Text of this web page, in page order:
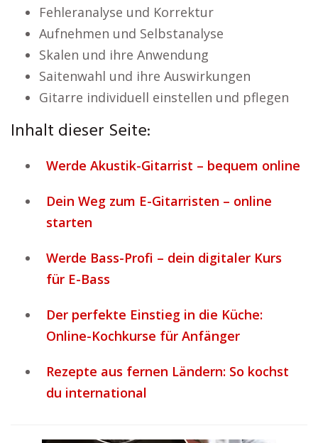
Fehleranalyse und Korrektur
Aufnehmen und Selbstanalyse
Skalen und ihre Anwendung
Saitenwahl und ihre Auswirkungen
Gitarre individuell einstellen und pflegen
Inhalt dieser Seite:
Werde Akustik-Gitarrist – bequem online
Dein Weg zum E-Gitarristen – online
starten
Werde Bass-Profi – dein digitaler Kurs
für E-Bass
Der perfekte Einstieg in die Küche:
Online-Kochkurse für Anfänger
Rezepte aus fernen Ländern: So kochst
du international